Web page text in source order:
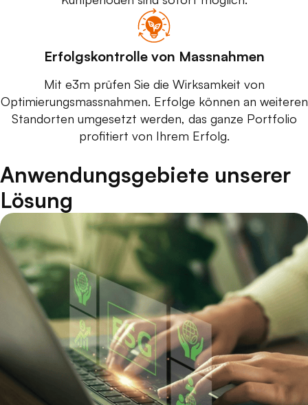
Erfolgskontrolle von Massnahmen
Mit e3m prüfen Sie die Wirksamkeit von
Optimierungsmassnahmen. Erfolge können an weiteren
Standorten umgesetzt werden, das ganze Portfolio
profitiert von Ihrem Erfolg.
Anwendungsgebiete unserer
Lösung